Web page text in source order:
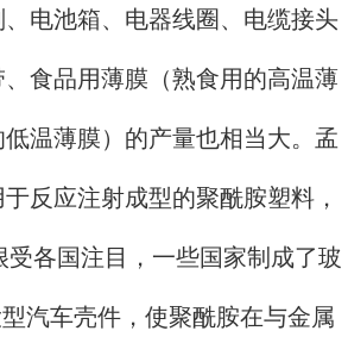
电池箱、电器线圈、电缆接头
食品用薄膜（熟食用的高温薄
温薄膜）的产量也相当大。孟
反应注射成型的聚酰胺塑料，
受各国注目，一些国家制成了玻
汽车壳件，使聚酰胺在与金属